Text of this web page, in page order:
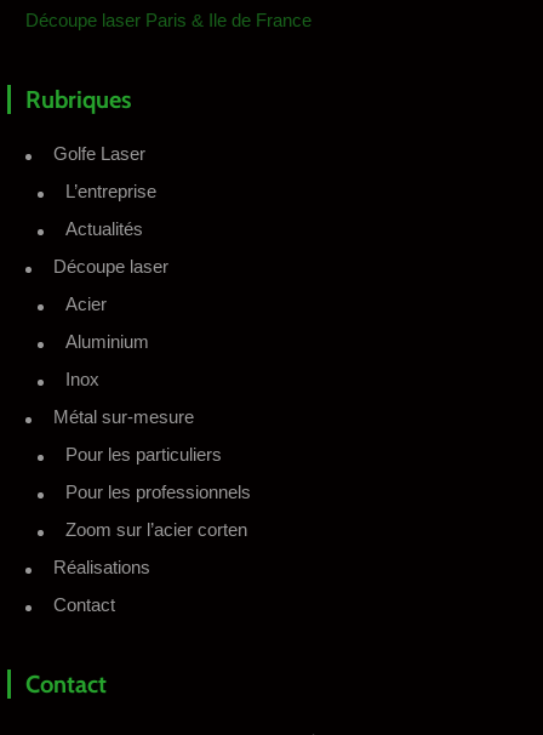
Découpe laser Paris & Ile de France
Rubriques
Golfe Laser
L’entreprise
Actualités
Découpe laser
Acier
Aluminium
Inox
Métal sur-mesure
Pour les particuliers
Pour les professionnels
Zoom sur l’acier corten
Réalisations
Contact
Contact